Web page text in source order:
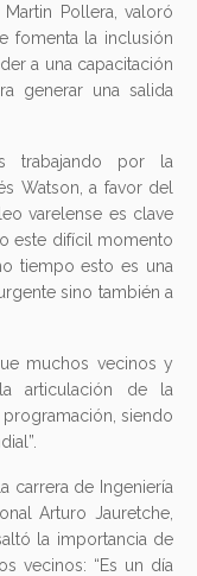
Pollera, valoró
fomenta la inclusión
a una capacitación
generar una salida
trabajando por la
Watson, a favor del
varelense es clave
este difícil momento
tiempo esto es una
sino también a
muchos vecinos y
articulación de la
siendo
carrera de Ingeniería
Arturo Jauretche,
la importancia de
vecinos: “Es un día